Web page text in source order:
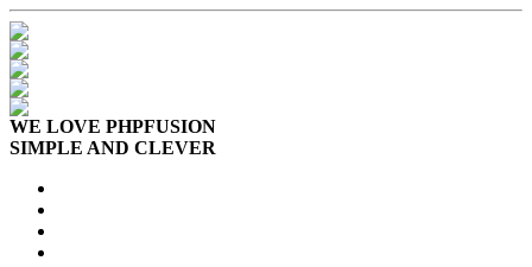
WE LOVE PHPFUSION
SIMPLE AND CLEVER